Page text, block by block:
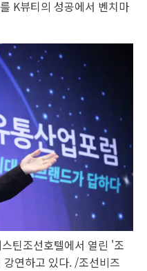
K뷰티의 성공에서 벤치마
틴조선호텔에서 열린 '조
연하고 있다. /조선비즈